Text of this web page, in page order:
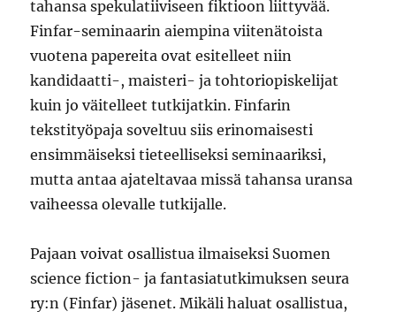
tahansa spekulatiiviseen fiktioon liittyvää.
Finfar-seminaarin aiempina viitenätoista
vuotena papereita ovat esitelleet niin
kandidaatti-, maisteri- ja tohtoriopiskelijat
kuin jo väitelleet tutkijatkin. Finfarin
tekstityöpaja soveltuu siis erinomaisesti
ensimmäiseksi tieteelliseksi seminaariksi,
mutta antaa ajateltavaa missä tahansa uransa
vaiheessa olevalle tutkijalle.
Pajaan voivat osallistua ilmaiseksi Suomen
science fiction- ja fantasiatutkimuksen seura
ry:n (Finfar) jäsenet. Mikäli haluat osallistua,